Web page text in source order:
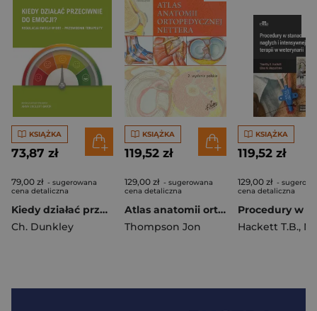
KSIĄŻKA
73,87 zł
79,00 zł - sugerowana
cena detaliczna
Kiedy działać przeciwnie do emocji?
Ch. Dunkley
KSIĄŻKA
119,52 zł
129,00 zł - sugerowana
cena detaliczna
Atlas anatomii ortopedycznej Nettera
Thompson Jon
KSIĄŻKA
119,52 zł
129,00 zł -
cena detaliczna
Hackett T.B.,